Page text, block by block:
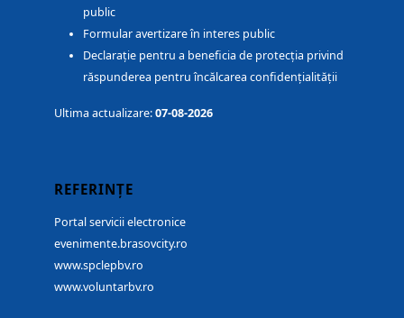
public
Formular avertizare în interes public
Declarație pentru a beneficia de protecția privind
răspunderea pentru încălcarea confidențialității
Ultima actualizare:07-08-2026
REFERINȚE
Portal servicii electronice
evenimente.brasovcity.ro
www.spclepbv.ro
www.voluntarbv.ro